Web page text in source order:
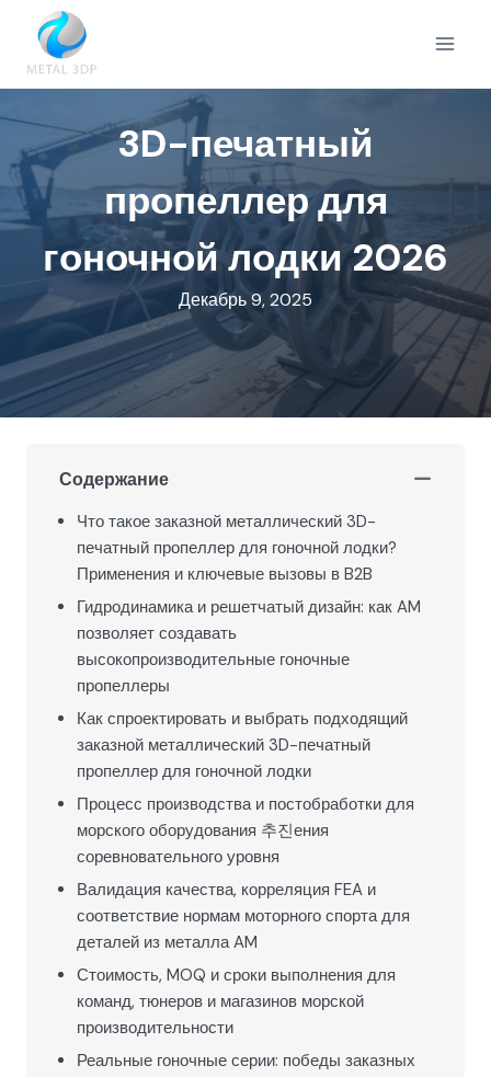
Перейти
содержимому
3D-печатный
пропеллер для
гоночной лодки 2026
Декабрь 9, 2025
Содержание
Что такое заказной металлический 3D-
печатный пропеллер для гоночной лодки?
Применения и ключевые вызовы в B2B
Гидродинамика и решетчатый дизайн: как AM
позволяет создавать
высокопроизводительные гоночные
пропеллеры
Как спроектировать и выбрать подходящий
заказной металлический 3D-печатный
пропеллер для гоночной лодки
Процесс производства и постобработки для
морского оборудования 추진ения
соревновательного уровня
Валидация качества, корреляция FEA и
соответствие нормам моторного спорта для
деталей из металла AM
Стоимость, MOQ и сроки выполнения для
команд, тюнеров и магазинов морской
производительности
Реальные гоночные серии: победы заказных